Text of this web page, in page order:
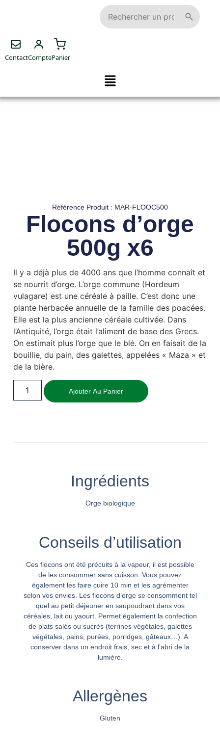
ContactComptePanier
Référence Produit : MAR-FLOOC500
Flocons d’orge
500g x6
Il y a déjà plus de 4000 ans que l’homme connaît et
se nourrit d’orge. L’orge commune (Hordeum
vulagare) est une céréale à paille. C’est donc une
plante herbacée annuelle de la famille des poacées.
Elle est la plus ancienne céréale cultivée. Dans
l’Antiquité, l’orge était l’aliment de base des Grecs.
On estimait plus l’orge que le blé. On en faisait de la
bouillie, du pain, des galettes, appelées « Maza » et
de la bière.
Ajouter Au Panier
Ingrédients
Orge biologique
Conseils d’utilisation
Ces flocons ont été précuits à la vapeur, il est possible
de les consommer sans cuisson. Vous pouvez
également les faire cuire 10 min et les agrémenter
selon vos envies. Les flocons d’orge se consomment tel
quel au petit déjeuner en saupoudrant dans vos
céréales, lait ou yaourt. Permet également la confection
de plats salés ou sucrés (terrines végétales, galettes
végétales, pains, purées, porridges, gâteaux…). A
conserver dans un endroit frais, sec et à l’abri de la
lumière.
Allergènes
Gluten